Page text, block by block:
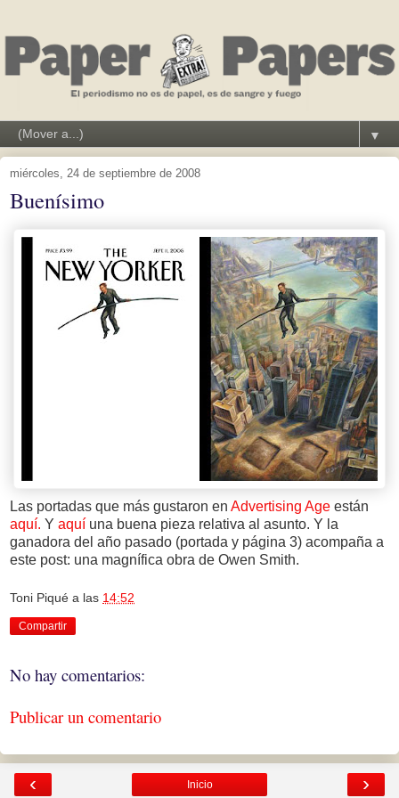
▼
miércoles, 24 de septiembre de 2008
Buenísimo
Las portadas que más gustaron en Advertising Age están
aquí. Y aquí una buena pieza relativa al asunto. Y la
ganadora del año pasado (portada y página 3) acompaña a
este post: una magnífica obra de Owen Smith.
Toni Piqué a las 14:52
Compartir
No hay comentarios:
Publicar un comentario
‹ ›
Inicio